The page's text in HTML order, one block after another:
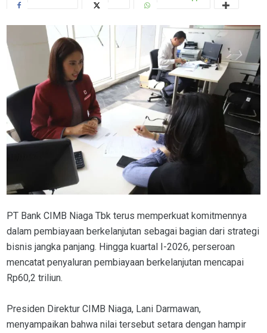
PT Bank CIMB Niaga Tbk terus memperkuat komitmennya
dalam pembiayaan berkelanjutan sebagai bagian dari strategi
bisnis jangka panjang. Hingga kuartal I-2026, perseroan
mencatat penyaluran pembiayaan berkelanjutan mencapai
Rp60,2 triliun.
Presiden Direktur CIMB Niaga, Lani Darmawan,
menyampaikan bahwa nilai tersebut setara dengan hampir